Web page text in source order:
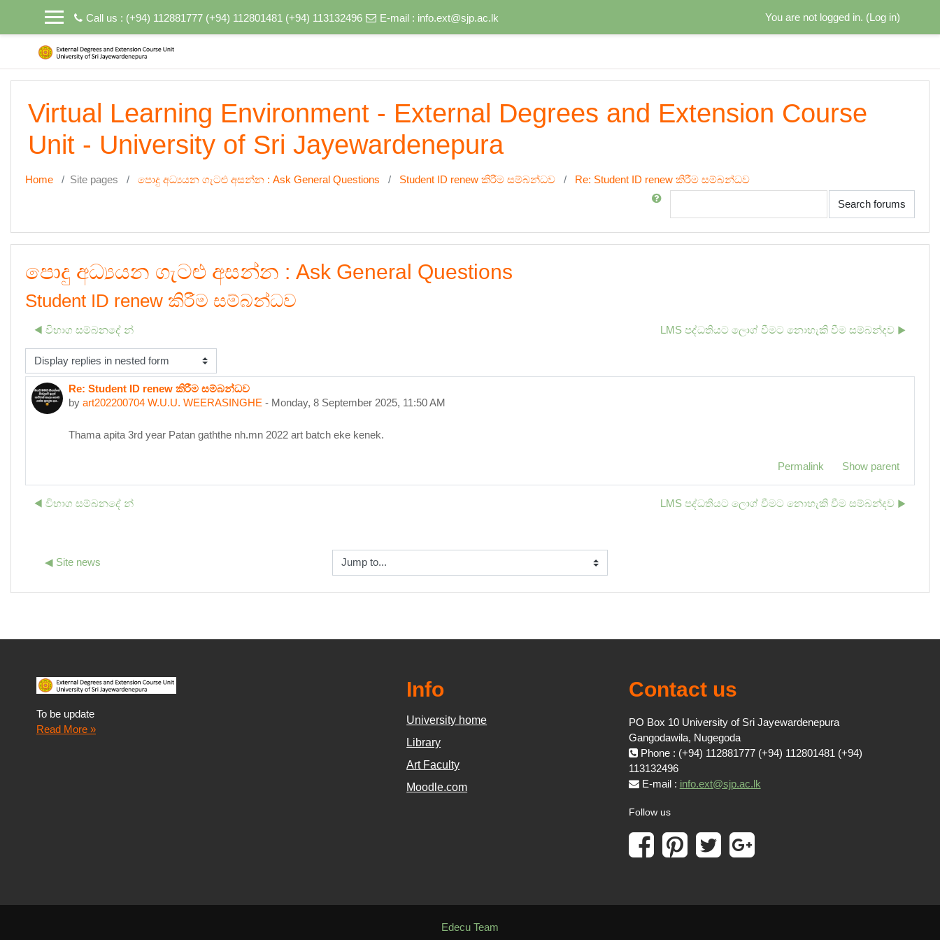
Call us : (+94) 112881777 (+94) 112801481 (+94) 113132496
E-mail : info.ext@sjp.ac.lk You are not logged in. (Log in)
Virtual Learning Environment - External Degrees and Extension Course
Unit - University of Sri Jayewardenepura
Home Site pages පොදු අධ්‍යයන ගැටළු අසන්න : Ask General Questions Student ID renew කිරීම සම්බන්ධව
Re: Student ID renew කිරීම සම්බන්ධව
Search forums
පොදු අධ්‍යයන ගැටළු අසන්න : Ask General Questions
Student ID renew කිරීම සම්බන්ධව
◀︎ විභාග සම්බනදේ න් LMS පද්ධතියට ලොග් වීමට නොහැකි වීම සම්බන්දව ▶︎
mode
Re: Student ID renew කිරීම සම්බන්ධව
by art202200704 W.U.U. WEERASINGHE - Monday, 8 September 2025, 11:50 AM
Number of replies: 0
Thama apita 3rd year Patan gaththe nh.mn 2022 art batch eke kenek.
Permalink Show parent
◀︎ විභාග සම්බනදේ න් LMS පද්ධතියට ලොග් වීමට නොහැකි වීම සම්බන්දව ▶︎
◀︎ Site news Jump to...
To be update
Read More »
Info
University home
Library
Art Faculty
Moodle.com
Contact us
PO Box 10 University of Sri Jayewardenepura
Gangodawila, Nugegoda
Phone : (+94) 112881777 (+94) 112801481 (+94)
113132496
E-mail : info.ext@sjp.ac.lk
Follow us
Edecu Team